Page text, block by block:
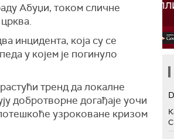
Абуџи, током сличне
инцидента, која су се
у којем је погинуло
тренд да локалне
добротворне догађаје уочи
узроковане кризом